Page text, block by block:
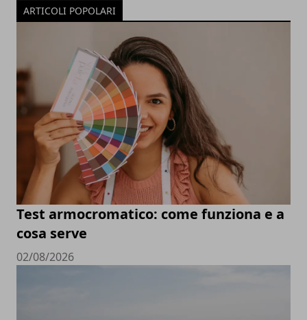
ARTICOLI POPOLARI
Test armocromatico: come funziona e a
cosa serve
02/08/2026